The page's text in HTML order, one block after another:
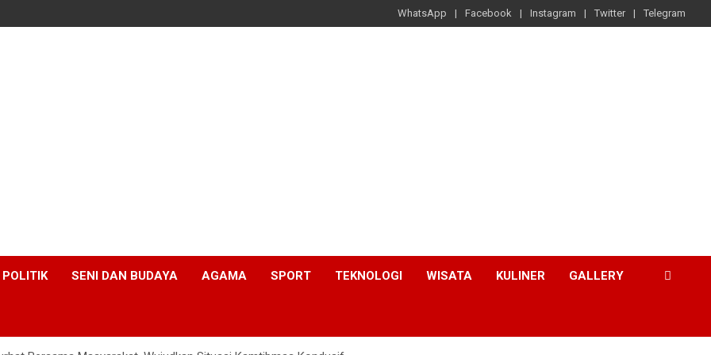
WhatsApp Facebook Instagram Twitter Telegram
POLITIK SENI DAN BUDAYA AGAMA SPORT TEKNOLOGI WISATA KULINER GALLERY